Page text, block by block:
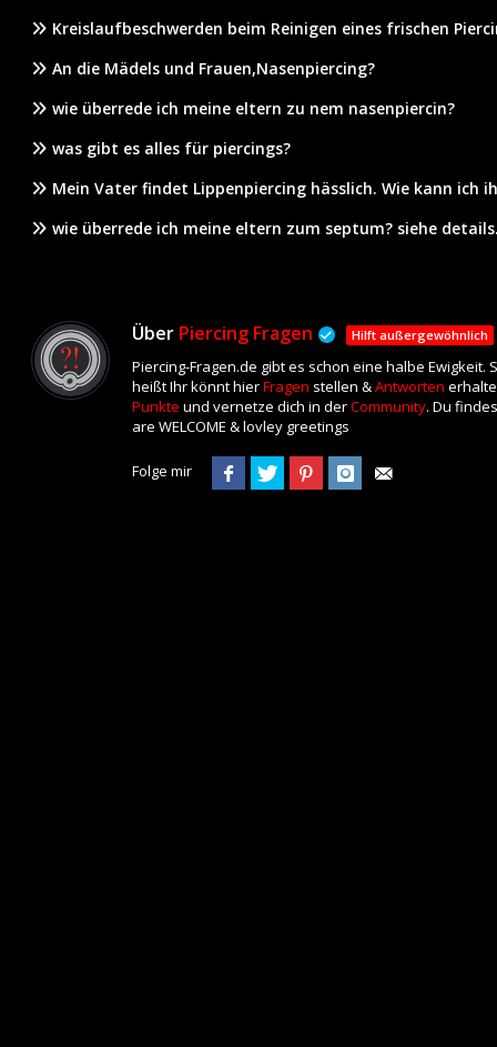
Kreislaufbeschwerden beim Reinigen eines frischen
An die Mädels und Frauen,Nasenpiercing?
wie überrede ich meine eltern zu nem nasenpiercin?
was gibt es alles für piercings?
Mein Vater findet Lippenpiercing hässlich. Wie kann ich
wie überrede ich meine eltern zum septum? siehe
Über Piercing Fragen Hilft außergewöhnlich
Piercing-Fragen.de gibt es schon eine halbe
heißt Ihr könnt hierFragen stellen &Antworten
Punkte und vernetze dich in derCommunity. Du
are WELCOME & lovley greetings
Folge mir